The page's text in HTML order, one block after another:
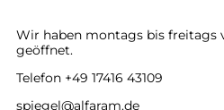
Wir haben montags bis freitags
geöffnet.
Telefon +49 17416 43109
spiegel@alfaram.de